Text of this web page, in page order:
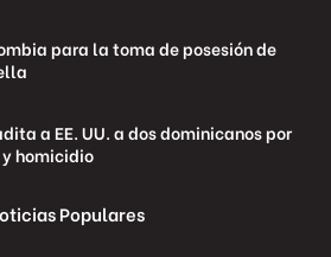
para la toma de posesión de
a EE. UU. a dos dominicanos por
homicidio
Populares